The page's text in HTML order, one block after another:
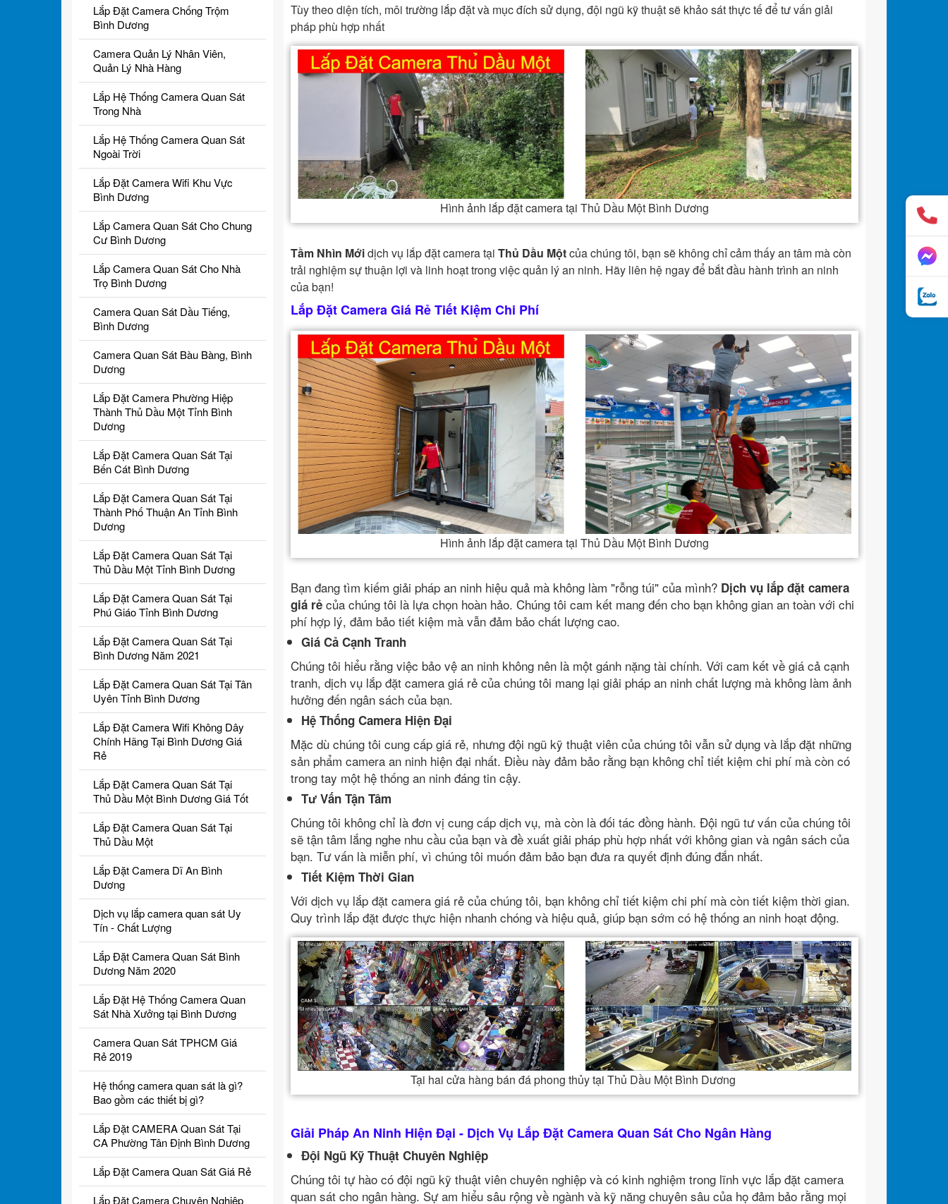
Tùy theo diện tích, môi trường lắp đặt và mục đích sử dụng, đội ngũ kỹ thuật sẽ khảo sát thực tế để tư vấn giải
pháp phù hợp nhất
Hình ảnh lắp đặt camera tại Thủ Dầu Một Bình Dương
Tầm Nhìn Mớidịch vụ lắp đặt camera tại Thủ Dầu Mộtcủa chúng tôi, bạn sẽ không chỉ cảm thấy an tâm mà còn
trải nghiệm sự thuận lợi và linh hoạt trong việc quản lý an ninh. Hãy liên hệ ngay để bắt đầu hành trình an ninh
của bạn!
Lắp Đặt Camera Giá Rẻ Tiết Kiệm Chi Phí
Hình ảnh lắp đặt camera tại Thủ Dầu Một Bình Dương
Bạn đang tìm kiếm giải pháp an ninh hiệu quả mà không làm "rỗng túi" của mình? Dịch vụ lắp đặt camera
giá rẻ của chúng tôi là lựa chọn hoàn hảo. Chúng tôi cam kết mang đến cho bạn không gian an toàn với chi
phí hợp lý, đảm bảo tiết kiệm mà vẫn đảm bảo chất lượng cao.
Giá Cả Cạnh Tranh
Chúng tôi hiểu rằng việc bảo vệ an ninh không nên là một gánh nặng tài chính. Với cam kết về giá cả cạnh
tranh, dịch vụ lắp đặt camera giá rẻ của chúng tôi mang lại giải pháp an ninh chất lượng mà không làm ảnh
hưởng đến ngân sách của bạn.
Hệ Thống Camera Hiện Đại
Mặc dù chúng tôi cung cấp giá rẻ, nhưng đội ngũ kỹ thuật viên của chúng tôi vẫn sử dụng và lắp đặt những
sản phẩm camera an ninh hiện đại nhất. Điều này đảm bảo rằng bạn không chỉ tiết kiệm chi phí mà còn có
trong tay một hệ thống an ninh đáng tin cậy.
Tư Vấn Tận Tâm
Chúng tôi không chỉ là đơn vị cung cấp dịch vụ, mà còn là đối tác đồng hành. Đội ngũ tư vấn của chúng tôi
sẽ tận tâm lắng nghe nhu cầu của bạn và đề xuất giải pháp phù hợp nhất với không gian và ngân sách của
bạn. Tư vấn là miễn phí, vì chúng tôi muốn đảm bảo bạn đưa ra quyết định đúng đắn nhất.
Tiết Kiệm Thời Gian
Với dịch vụ lắp đặt camera giá rẻ của chúng tôi, bạn không chỉ tiết kiệm chi phí mà còn tiết kiệm thời gian.
Quy trình lắp đặt được thực hiện nhanh chóng và hiệu quả, giúp bạn sớm có hệ thống an ninh hoạt động.
Tại hai cửa hàng bán đá phong thủy tại Thủ Dầu Một Bình Dương
Giải Pháp An Ninh Hiện Đại - Dịch Vụ Lắp Đặt Camera Quan Sát Cho Ngân Hàng
Đội Ngũ Kỹ Thuật Chuyên Nghiệp
Chúng tôi tự hào có đội ngũ kỹ thuật viên chuyên nghiệp và có kinh nghiệm trong lĩnh vực lắp đặt camera
quan sát cho ngân hàng. Sự am hiểu sâu rộng về ngành và kỹ năng chuyên sâu của họ đảm bảo rằng mọi
Lắp Đặt Camera Chống Trộm
Bình Dương
Camera Quản Lý Nhân Viên,
Quản Lý Nhà Hàng
Lắp Hệ Thống Camera Quan Sát
Trong Nhà
Lắp Hệ Thống Camera Quan Sát
Ngoài Trời
Lắp Đặt Camera Wifi Khu Vực
Bình Dương
Lắp Camera Quan Sát Cho Chung
Cư Bình Dương
Lắp Camera Quan Sát Cho Nhà
Trọ Bình Dương
Camera Quan Sát Dầu Tiếng,
Bình Dương
Camera Quan Sát Bàu Bàng, Bình
Dương
Lắp Đặt Camera Phường Hiệp
Thành Thủ Dầu Một Tỉnh Bình
Dương
Lắp Đặt Camera Quan Sát Tại
Bến Cát Bình Dương
Lắp Đặt Camera Quan Sát Tại
Thành Phố Thuận An Tỉnh Bình
Dương
Lắp Đặt Camera Quan Sát Tại
Thủ Dầu Một Tỉnh Bình Dương
Lắp Đặt Camera Quan Sát Tại
Phú Giáo Tỉnh Bình Dương
Lắp Đặt Camera Quan Sát Tại
Bình Dương Năm 2021
Lắp Đặt Camera Quan Sát Tại Tân
Uyên Tỉnh Bình Dương
Lắp Đặt Camera Wifi Không Dây
Chính Hãng Tại Bình Dương Giá
Rẻ
Lắp Đặt Camera Quan Sát Tại
Thủ Dầu Một Bình Dương Giá Tốt
Lắp Đặt Camera Quan Sát Tại
Thủ Dầu Một
Lắp Đặt Camera Dĩ An Bình
Dương
Dịch vụ lắp camera quan sát Uy
Tín - Chất Lượng
Lắp Đặt Camera Quan Sát Bình
Dương Năm 2020
Lắp Đặt Hệ Thống Camera Quan
Sát Nhà Xưởng tại Bình Dương
Camera Quan Sát TPHCM Giá
Rẻ 2019
Hệ thống camera quan sát là gì?
Bao gồm các thiết bị gì?
Lắp Đặt CAMERA Quan Sát Tại
CA Phường Tân Định Bình Dương
Lắp Đặt Camera Quan Sát Giá Rẻ
Lắp Đặt Camera Chuyên Nghiệp